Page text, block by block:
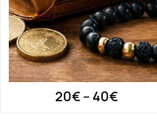
20€ – 40€